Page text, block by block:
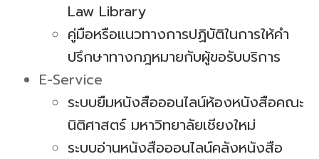
Law Library
คู่มือหรือแนวทางการปฏิบัติในการให้คำ
ปรึกษาทางกฎหมายกับผู้ขอรับบริการ
E-Service
ระบบยืมหนังสือออนไลน์ห้องหนังสือคณะ
นิติศาสตร์ มหาวิทยาลัยเชียงใหม่
ระบบอ่านหนังสือออนไลน์คลังหนังสือ